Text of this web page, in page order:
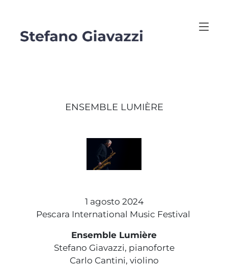
ENSEMBLE LUMIÈRE
1 agosto 2024
Pescara International Music Festival
Ensemble Lumière
Stefano Giavazzi, pianoforte
Carlo Cantini, violino